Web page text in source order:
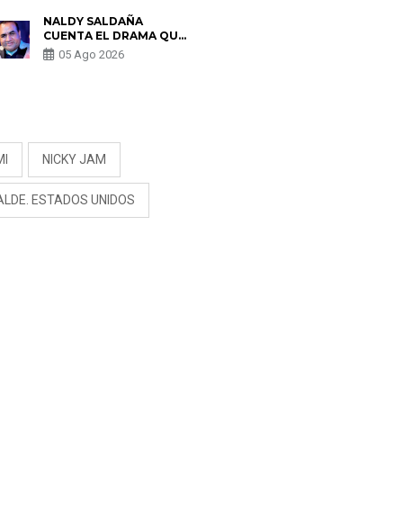
RIVADENEIRA: “NO LE
CERRARÍA LAS
PUERTAS”
NALDY SALDAÑA
CUENTA EL DRAMA QUE
VIVIÓ EN LA BELLA LUZ
TRAS DENUNCIA AL
05 Ago 2026
NICKY JAM
ESTADOS UNIDOS